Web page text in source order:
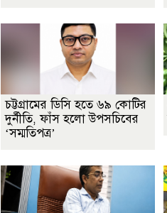
চট্টগ্রামের ডিসি হতে ৬৯ কোটির
দুর্নীতি, ফাঁস হলো উপসচিবের
‘সম্মতিপত্র’